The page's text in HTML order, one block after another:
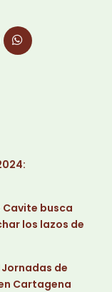
Cavite busca
los lazos de
de
Cartagena